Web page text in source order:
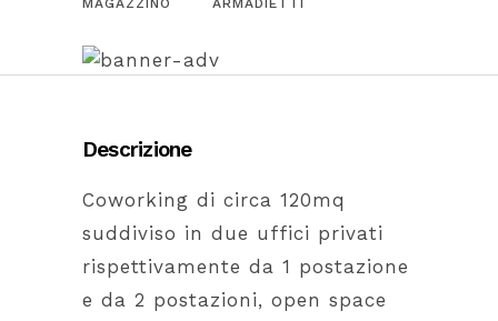
MAGAZZINO ARMADIETTI
Descrizione
Coworking di circa 120mq
suddiviso in due uffici privati
rispettivamente da 1 postazione
e da 2 postazioni, open space